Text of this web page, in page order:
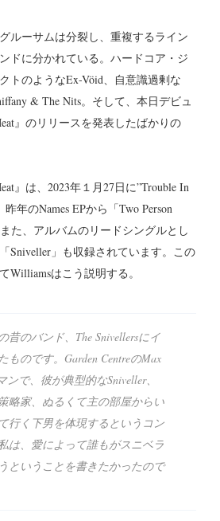
ルーサムは分裂し、重複するライン
ドに分かれている。ハードコア・ジ
トのようなEx-Vöid、自意識過剰な
& The Nits。そして、本日デビュ
』のリリースを発表したばかりの
』は、2023年１月27日に”Trouble In
年のNames EPから「Two Person
た、アルバムのリードシングルとし
Sniveller」も収録されています。この
Williamsはこう説明する。
昔のバンド、The Snivellersにイ
ものです。Garden CentreのMax
ンで、彼が典型的なSniveller、
略家、ぬるくて主の部屋からい
行く下男を体現するというコン
は、愛によって誰もがスニベラ
ということを書きたかったので